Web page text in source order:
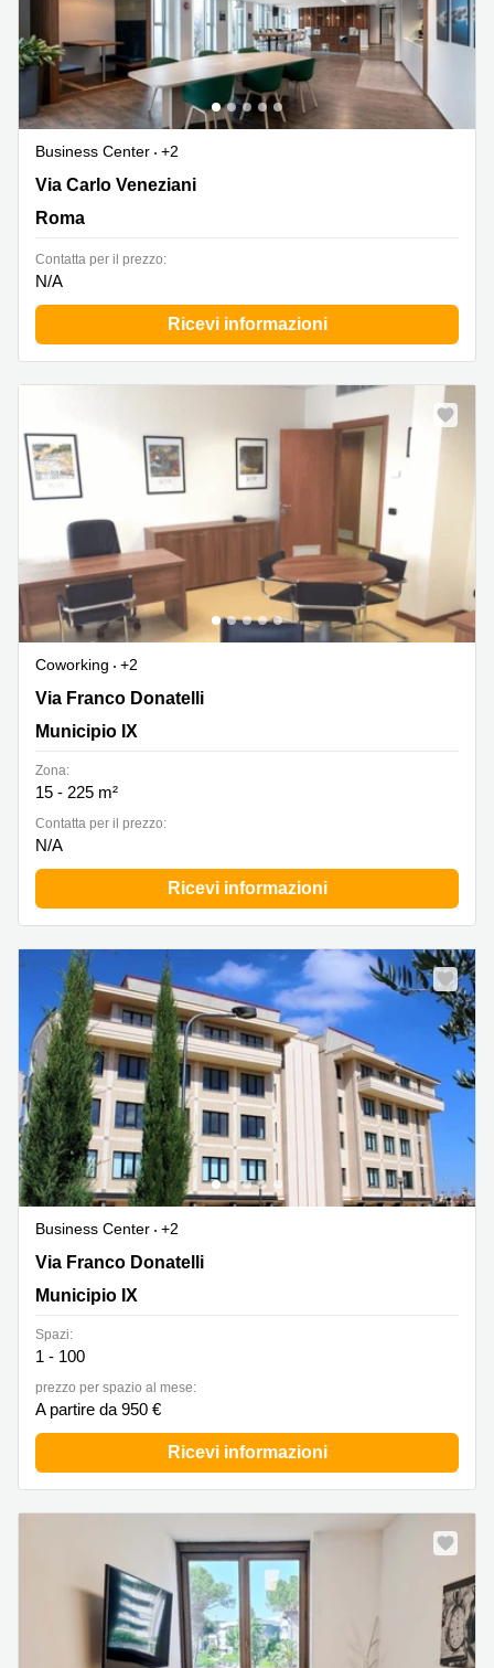
Business Center
+2
Via Carlo Veneziani 56-58, Roma
Via Carlo Veneziani
Roma
Сontatta per il prezzo:
N/A
Ricevi informazioni
Coworking
+2
Via Franco Donatelli 7, Municipio IX
Via Franco Donatelli
Municipio IX
Zona:
15 - 225 m²
Сontatta per il prezzo:
N/A
Ricevi informazioni
Business Center
+2
Via Franco Donatelli 7, Municipio IX
Via Franco Donatelli
Municipio IX
Spazi:
1 - 100
prezzo per spazio al mese:
A partire da 950 €
Ricevi informazioni